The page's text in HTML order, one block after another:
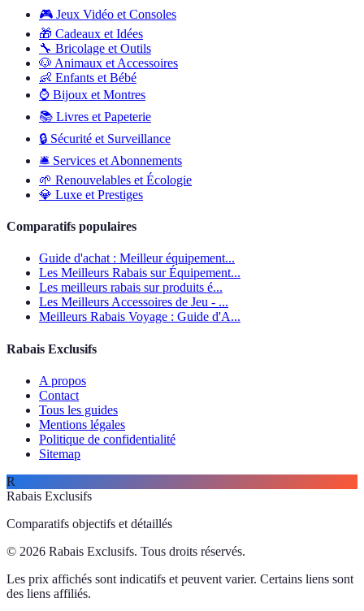
🎮 Jeux Vidéo et Consoles
🎁 Cadeaux et Idées
🔧 Bricolage et Outils
🐶 Animaux et Accessoires
👶 Enfants et Bébé
⌚ Bijoux et Montres
📚 Livres et Papeterie
🔒 Sécurité et Surveillance
🛎️ Services et Abonnements
🌱 Renouvelables et Écologie
💎 Luxe et Prestiges
Comparatifs populaires
Guide d'achat : Meilleur équipement...
Les Meilleurs Rabais sur Équipement...
Les meilleurs rabais sur produits é...
Les Meilleurs Accessoires de Jeu - ...
Meilleurs Rabais Voyage : Guide d'A...
Rabais Exclusifs
A propos
Contact
Tous les guides
Mentions légales
Politique de confidentialité
Sitemap
R
Rabais Exclusifs
Comparatifs objectifs et détaillés
© 2026 Rabais Exclusifs. Tous droits réservés.
Les prix affichés sont indicatifs et peuvent varier. Certains liens sont
des liens affiliés.